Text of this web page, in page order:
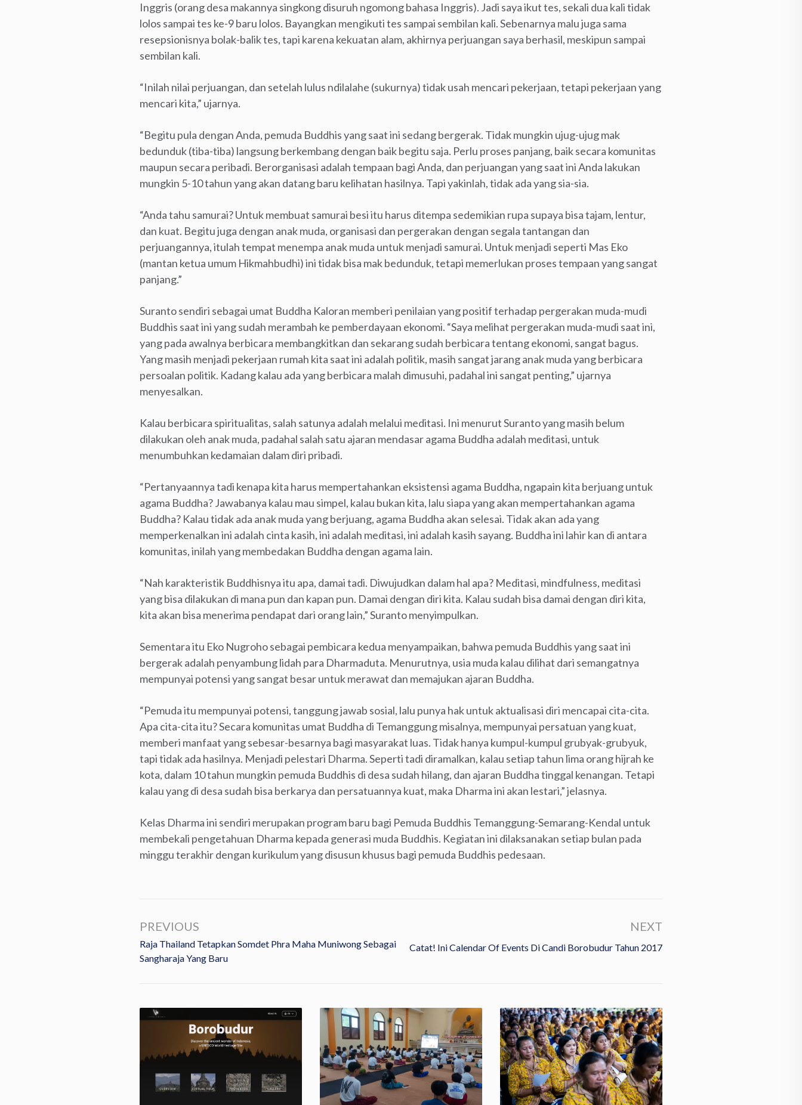
Inggris (orang desa makannya singkong disuruh ngomong bahasa Inggris). Jadi saya ikut tes, sekali dua kali tidak
lolos sampai tes ke-9 baru lolos. Bayangkan mengikuti tes sampai sembilan kali. Sebenarnya malu juga sama
resepsionisnya bolak-balik tes, tapi karena kekuatan alam, akhirnya perjuangan saya berhasil, meskipun sampai
sembilan kali.
“Inilah nilai perjuangan, dan setelah lulus ndilalahe (sukurnya) tidak usah mencari pekerjaan, tetapi pekerjaan yang
mencari kita,” ujarnya.
“Begitu pula dengan Anda, pemuda Buddhis yang saat ini sedang bergerak. Tidak mungkin ujug-ujug mak
bedunduk (tiba-tiba) langsung berkembang dengan baik begitu saja. Perlu proses panjang, baik secara komunitas
maupun secara peribadi. Berorganisasi adalah tempaan bagi Anda, dan perjuangan yang saat ini Anda lakukan
mungkin 5-10 tahun yang akan datang baru kelihatan hasilnya. Tapi yakinlah, tidak ada yang sia-sia.
“Anda tahu samurai? Untuk membuat samurai besi itu harus ditempa sedemikian rupa supaya bisa tajam, lentur,
dan kuat. Begitu juga dengan anak muda, organisasi dan pergerakan dengan segala tantangan dan
perjuangannya, itulah tempat menempa anak muda untuk menjadi samurai. Untuk menjadi seperti Mas Eko
(mantan ketua umum Hikmahbudhi) ini tidak bisa mak bedunduk, tetapi memerlukan proses tempaan yang sangat
panjang.”
Suranto sendiri sebagai umat Buddha Kaloran memberi penilaian yang positif terhadap pergerakan muda-mudi
Buddhis saat ini yang sudah merambah ke pemberdayaan ekonomi. “Saya melihat pergerakan muda-mudi saat ini,
yang pada awalnya berbicara membangkitkan dan sekarang sudah berbicara tentang ekonomi, sangat bagus.
Yang masih menjadi pekerjaan rumah kita saat ini adalah politik, masih sangat jarang anak muda yang berbicara
persoalan politik. Kadang kalau ada yang berbicara malah dimusuhi, padahal ini sangat penting,” ujarnya
menyesalkan.
Kalau berbicara spiritualitas, salah satunya adalah melalui meditasi. Ini menurut Suranto yang masih belum
dilakukan oleh anak muda, padahal salah satu ajaran mendasar agama Buddha adalah meditasi, untuk
menumbuhkan kedamaian dalam diri pribadi.
“Pertanyaannya tadi kenapa kita harus mempertahankan eksistensi agama Buddha, ngapain kita berjuang untuk
agama Buddha? Jawabanya kalau mau simpel, kalau bukan kita, lalu siapa yang akan mempertahankan agama
Buddha? Kalau tidak ada anak muda yang berjuang, agama Buddha akan selesai. Tidak akan ada yang
memperkenalkan ini adalah cinta kasih, ini adalah meditasi, ini adalah kasih sayang. Buddha ini lahir kan di antara
komunitas, inilah yang membedakan Buddha dengan agama lain.
“Nah karakteristik Buddhisnya itu apa, damai tadi. Diwujudkan dalam hal apa? Meditasi, mindfulness, meditasi
yang bisa dilakukan di mana pun dan kapan pun. Damai dengan diri kita. Kalau sudah bisa damai dengan diri kita,
kita akan bisa menerima pendapat dari orang lain,” Suranto menyimpulkan.
Sementara itu Eko Nugroho sebagai pembicara kedua menyampaikan, bahwa pemuda Buddhis yang saat ini
bergerak adalah penyambung lidah para Dharmaduta. Menurutnya, usia muda kalau dilihat dari semangatnya
mempunyai potensi yang sangat besar untuk merawat dan memajukan ajaran Buddha.
“Pemuda itu mempunyai potensi, tanggung jawab sosial, lalu punya hak untuk aktualisasi diri mencapai cita-cita.
Apa cita-cita itu? Secara komunitas umat Buddha di Temanggung misalnya, mempunyai persatuan yang kuat,
memberi manfaat yang sebesar-besarnya bagi masyarakat luas. Tidak hanya kumpul-kumpul grubyak-grubyuk,
tapi tidak ada hasilnya. Menjadi pelestari Dharma. Seperti tadi diramalkan, kalau setiap tahun lima orang hijrah ke
kota, dalam 10 tahun mungkin pemuda Buddhis di desa sudah hilang, dan ajaran Buddha tinggal kenangan. Tetapi
kalau yang di desa sudah bisa berkarya dan persatuannya kuat, maka Dharma ini akan lestari,” jelasnya.
Kelas Dharma ini sendiri merupakan program baru bagi Pemuda Buddhis Temanggung-Semarang-Kendal untuk
membekali pengetahuan Dharma kepada generasi muda Buddhis. Kegiatan ini dilaksanakan setiap bulan pada
minggu terakhir dengan kurikulum yang disusun khusus bagi pemuda Buddhis pedesaan.
PREVIOUS
Raja Thailand Tetapkan Somdet Phra Maha Muniwong Sebagai
Sangharaja Yang Baru
NEXT
Catat! Ini Calendar Of Events Di Candi Borobudur Tahun 2017